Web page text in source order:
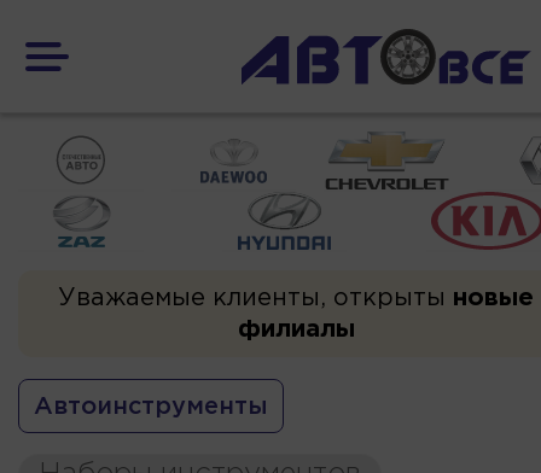
Уважаемые клиенты, открыты новые
филиалы
Автоинструменты